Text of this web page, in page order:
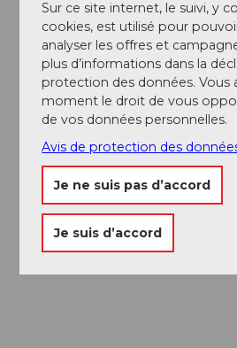
Informations
Heures d'ouverture de la piste de
https://
wirzweli-105/
Auteur(e)
Nidwalden Tourismus
Organisation
Nidwalden Tourismus
Sur ce site internet, le suivi, y
cookies, est utilisé pour
analyser les offres et
plus d’informations dans la
protection des données. Vous
moment le droit de vous
de vos données personnelles.
Avis de protection des
Je ne suis pas d’accord
Je suis d’accord